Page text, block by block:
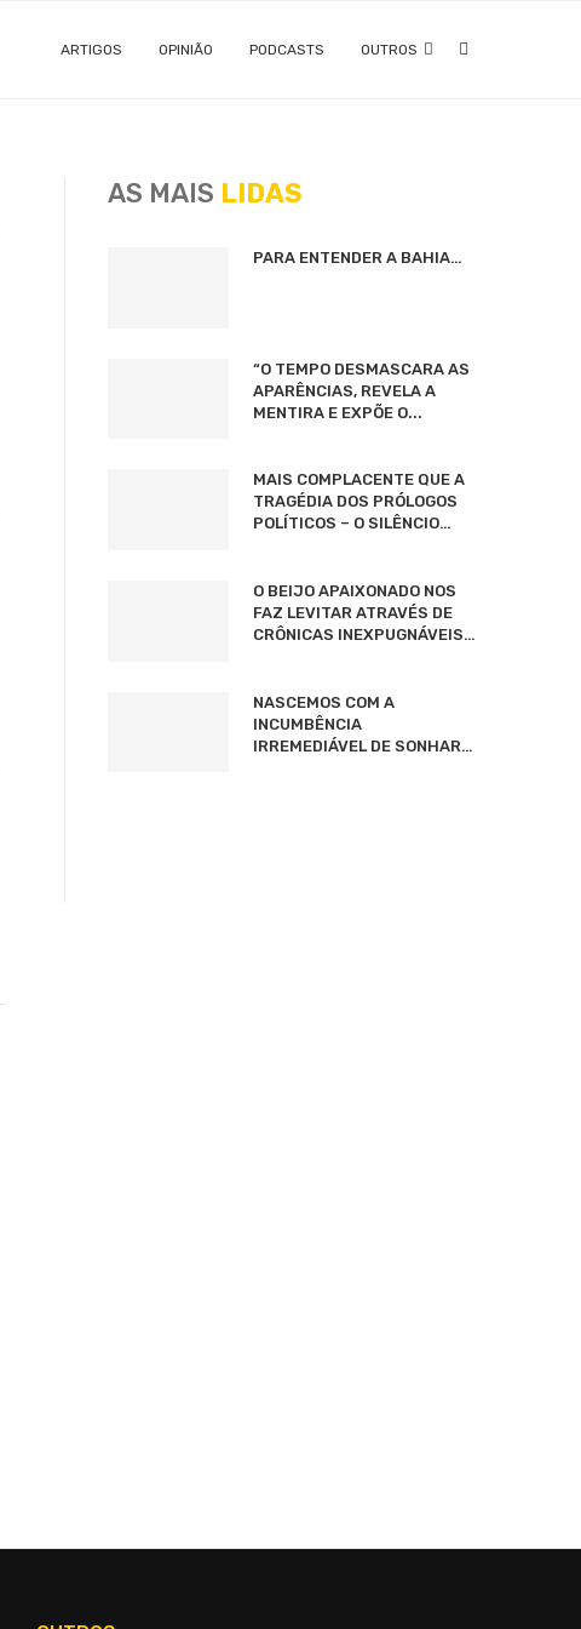
ARTIGOS OPINIÃO PODCASTS OUTROS
AS MAIS LIDAS
PARA ENTENDER A BAHIA…
“O TEMPO DESMASCARA AS
APARÊNCIAS, REVELA A
MENTIRA E EXPÕE O...
MAIS COMPLACENTE QUE A
TRAGÉDIA DOS PRÓLOGOS
POLÍTICOS – O SILÊNCIO…
O BEIJO APAIXONADO NOS
FAZ LEVITAR ATRAVÉS DE
CRÔNICAS INEXPUGNÁVEIS…
NASCEMOS COM A
INCUMBÊNCIA
IRREMEDIÁVEL DE SONHAR…